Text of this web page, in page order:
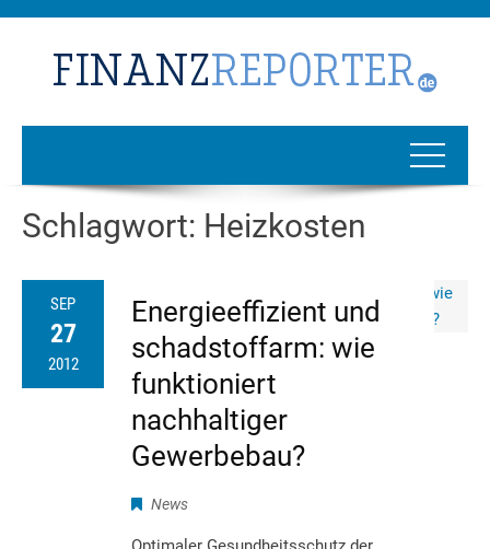
Schlagwort: Heizkosten
SEP
27
2012
Energieeffizient und
schadstoffarm: wie
funktioniert
nachhaltiger
Gewerbebau?
News